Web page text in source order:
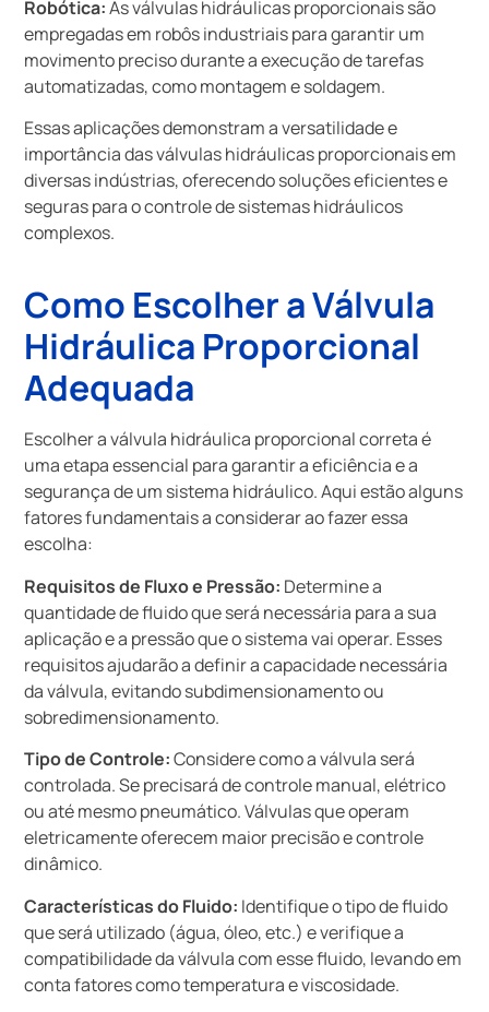
Robótica:As válvulas hidráulicas proporcionais são
empregadas em robôs industriais para garantir um
movimento preciso durante a execução de tarefas
automatizadas, como montagem e soldagem.
Essas aplicações demonstram a versatilidade e
importância das válvulas hidráulicas proporcionais em
diversas indústrias, oferecendo soluções eficientes e
seguras para o controle de sistemas hidráulicos
complexos.
Como Escolher a Válvula
Hidráulica Proporcional
Adequada
Escolher a válvula hidráulica proporcional correta é
uma etapa essencial para garantir a eficiência e a
segurança de um sistema hidráulico. Aqui estão alguns
fatores fundamentais a considerar ao fazer essa
escolha:
Requisitos de Fluxo e Pressão: Determine a
quantidade de fluido que será necessária para a sua
aplicação e a pressão que o sistema vai operar. Esses
requisitos ajudarão a definir a capacidade necessária
da válvula, evitando subdimensionamento ou
sobredimensionamento.
Tipo de Controle:Considere como a válvula será
controlada. Se precisará de controle manual, elétrico
ou até mesmo pneumático. Válvulas que operam
eletricamente oferecem maior precisão e controle
dinâmico.
Características do Fluido: Identifique o tipo de fluido
que será utilizado (água, óleo, etc.) e verifique a
compatibilidade da válvula com esse fluido, levando em
conta fatores como temperatura e viscosidade.